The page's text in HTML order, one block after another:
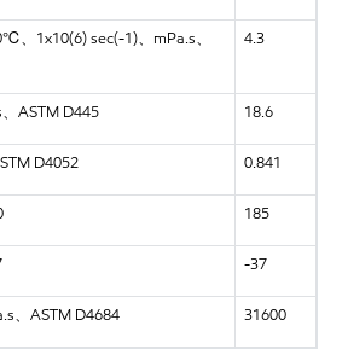
、1x10(6) sec(-1)、mPa.s、
4.3
ASTM D445 18.6
D4052 0.841
185
-37
、ASTM D4684 31600